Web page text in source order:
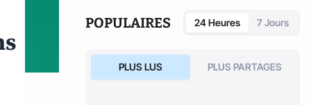
POPULAIRES 24 Heures 7 Jours
PLUS LUS PLUS PARTAGES